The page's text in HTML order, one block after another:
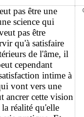
pas être une
science qui
pas être
qu'à satisfaire
de l'âme, il
cependant
intime à
vont vers une
ancrer cette vision
réalité qu'elle